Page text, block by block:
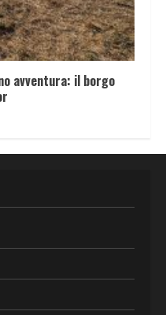
avventura: il borgo